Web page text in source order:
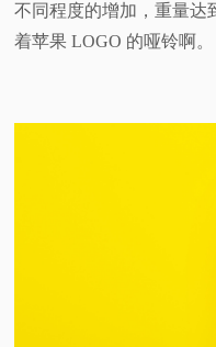
不同程度的增加，重量达
着苹果 LOGO 的哑铃啊。